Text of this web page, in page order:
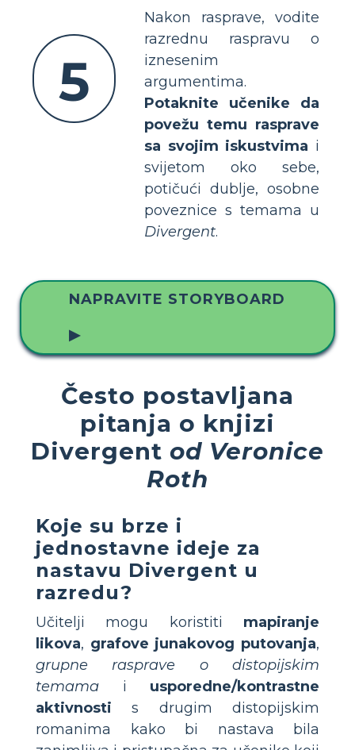
5
Nakon rasprave, vodite
razrednu raspravu o
iznesenim
argumentima.
Potaknite učenike da
povežu temu rasprave
sa svojim iskustvima i
svijetom oko sebe,
potičući dublje, osobne
poveznice s temama u
Divergent.
NAPRAVITE STORYBOARD
▶
Često postavljana
pitanja o knjizi
Divergent od Veronice
Roth
Koje su brze i
jednostavne ideje za
nastavu Divergent u
razredu?
Učitelji mogu koristiti mapiranje
likova, grafove junakovog putovanja,
grupne rasprave o distopijskim
temama i usporedne/kontrastne
aktivnosti s drugim distopijskim
romanima kako bi nastava bila